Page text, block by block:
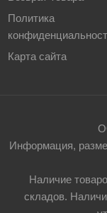
Политика
Карта сайта
Информация,
Наличие
складов.